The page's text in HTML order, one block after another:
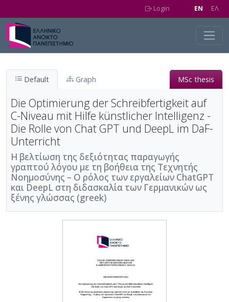
Login EN EΛ
Default Graph MSc thesis
Die Optimierung der Schreibfertigkeit auf
C-Niveau mit Hilfe künstlicher Intelligenz -
Die Rolle von Chat GPT und DeepL im DaF-
Unterricht
Η βελτίωση της δεξιότητας παραγωγής
γραπτού λόγου με τη βοήθεια της Τεχνητής
Νοημοσύνης – Ο ρόλος των εργαλείων ChatGPT
και DeepL στη διδασκαλία των Γερμανικών ως
ξένης γλώσσας (greek)